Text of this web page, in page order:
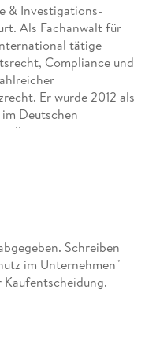
& Investigations-
Als Fachanwalt für
tätige
Compliance und
Er wurde 2012 als
Deutschen
Referent und
hat er
als
führenden
Schreiben
im Unternehmen"